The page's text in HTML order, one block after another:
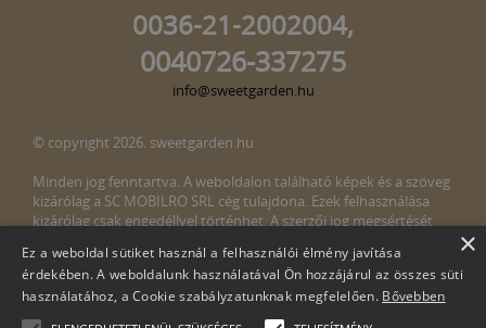
0036-21-2002004,
0040726-337275
info@sweetgarden.hu
© copyright 2026. sweetgarden.hu
Minden jog fenntartva. A weboldalon található képek és a szöveg
kizárólag a SC MOBILRO SRL cég tulajdona. Ezek felhasználása
kizárólag csak engedéllyel történhet. A szerzői jog megsértését
megsértését észlelné, kérjük, jelezze ezt felénk a következő e-mail
címen:info@sweetgarden.hu
×
Ez a weboldal sütiket használ a felhasználói élmény javítása
érdekében. A weboldalunk használatával Ön hozzájárul az összes süti
használatához, a Cookie szabályzatunknak megfelelően. Bővebben